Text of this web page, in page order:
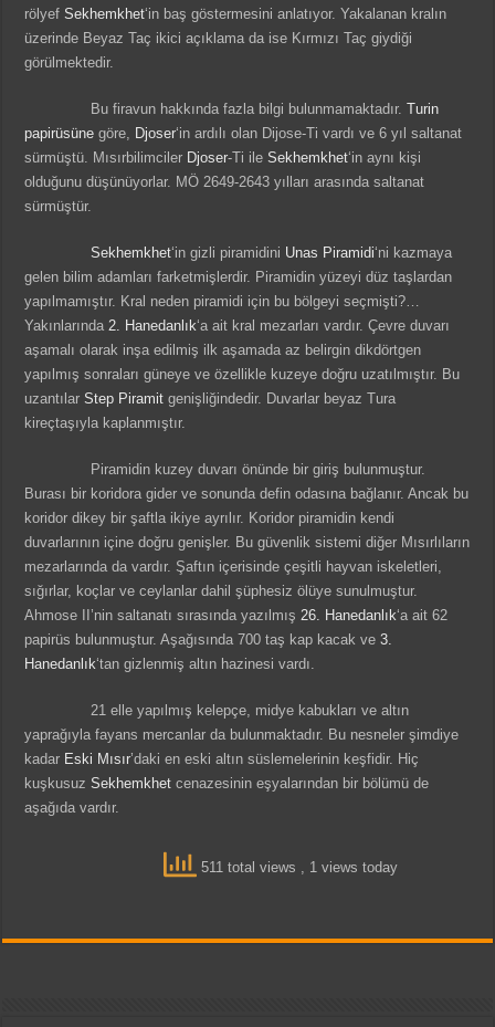
rölyefSekhemkhet‘in baş göstermesini anlatıyor. Yakalanan kralın
üzerinde Beyaz Taç ikici açıklama da ise Kırmızı Taç giydiği
görülmektedir.
Bu firavun hakkında fazla bilgi bulunmamaktadır.Turin
papirüsüne göre, Djoser‘in ardılı olan Dijose-Ti vardı ve 6 yıl saltanat
sürmüştü. Mısırbilimciler Djoser-Ti ileSekhemkhet‘in aynı kişi
olduğunu düşünüyorlar. MÖ 2649-2643 yılları arasında saltanat
sürmüştür.
Sekhemkhet‘in gizli piramidini Unas Piramidi‘ni kazmaya
gelen bilim adamları farketmişlerdir. Piramidin yüzeyi düz taşlardan
yapılmamıştır. Kral neden piramidi için bu bölgeyi seçmişti?…
Yakınlarında2. Hanedanlık‘a ait kral mezarları vardır. Çevre duvarı
aşamalı olarak inşa edilmiş ilk aşamada az belirgin dikdörtgen
yapılmış sonraları güneye ve özellikle kuzeye doğru uzatılmıştır. Bu
uzantılarStep Piramit genişliğindedir. Duvarlar beyaz Tura
kireçtaşıyla kaplanmıştır.
Piramidin kuzey duvarı önünde bir giriş bulunmuştur.
Burası bir koridora gider ve sonunda defin odasına bağlanır. Ancak bu
koridor dikey bir şaftla ikiye ayrılır. Koridor piramidin kendi
duvarlarının içine doğru genişler. Bu güvenlik sistemi diğer Mısırlıların
mezarlarında da vardır. Şaftın içerisinde çeşitli hayvan iskeletleri,
sığırlar, koçlar ve ceylanlar dahil şüphesiz ölüye sunulmuştur.
Ahmose II’nin saltanatı sırasında yazılmış26. Hanedanlık‘a ait 62
papirüs bulunmuştur. Aşağısında 700 taş kap kacak ve3.
Hanedanlık‘tan gizlenmiş altın hazinesi vardı.
21 elle yapılmış kelepçe, midye kabukları ve altın
yaprağıyla fayans mercanlar da bulunmaktadır. Bu nesneler şimdiye
kadar Eski Mısır’daki en eski altın süslemelerinin keşfidir. Hiç
kuşkusuzSekhemkhet cenazesinin eşyalarından bir bölümü de
aşağıda vardır.
511 total views , 1 views today